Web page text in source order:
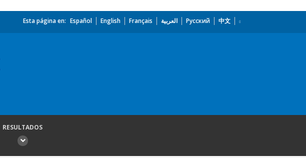
Esta página en: Español English Français العربية Русский 中文
RESULTADOS